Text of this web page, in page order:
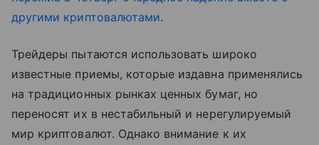
другими криптовалютами.
Трейдеры пытаются использовать широко
известные приемы, которые издавна применялись
на традиционных рынках ценных бумаг, но
переносят их в нестабильный и нерегулируемый
мир криптовалют. Однако внимание к их